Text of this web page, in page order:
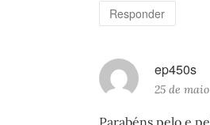
Responder
ep450s
i
25 de maio
Parabéns pelo e